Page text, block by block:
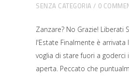
SENZA CATEGORIA
0
Zanzare? No Grazie! Liberati
l'Estate Finalmente è arrivata
voglia di stare fuori a goderci
aperta. Peccato che